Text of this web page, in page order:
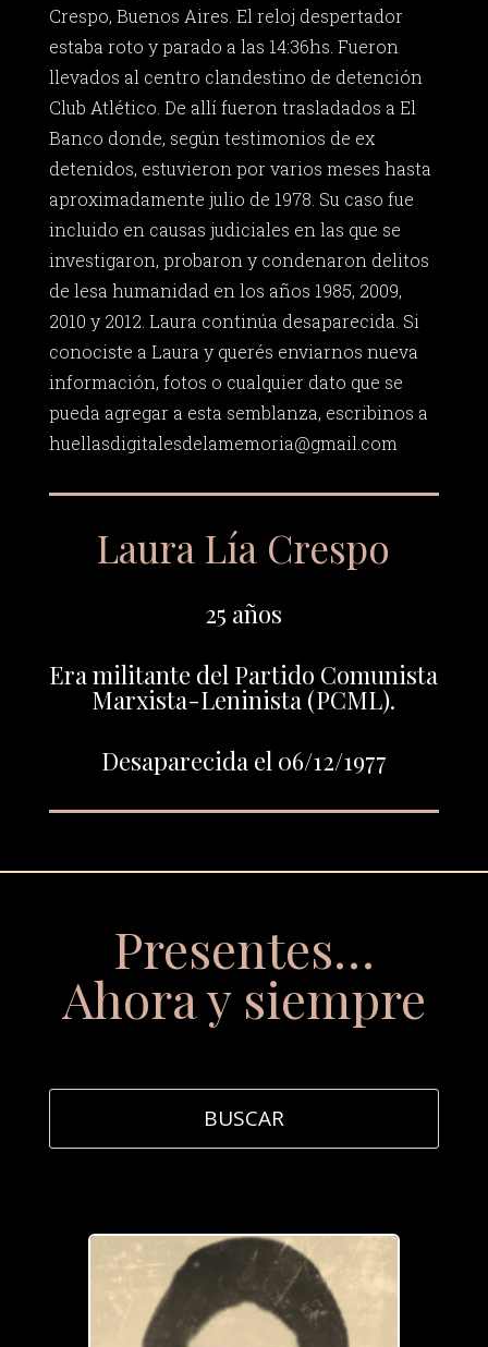
Crespo, Buenos Aires. El reloj despertador
estaba roto y parado a las 14:36hs. Fueron
llevados al centro clandestino de detención
Club Atlético. De allí fueron trasladados a El
Banco donde, según testimonios de ex
detenidos, estuvieron por varios meses hasta
aproximadamente julio de 1978. Su caso fue
incluido en causas judiciales en las que se
investigaron, probaron y condenaron delitos
de lesa humanidad en los años 1985, 2009,
2010 y 2012. Laura continúa desaparecida. Si
conociste a Laura y querés enviarnos nueva
información, fotos o cualquier dato que se
pueda agregar a esta semblanza, escribinos a
huellasdigitalesdelamemoria@gmail.com
Laura Lía Crespo
25 años
Era militante del Partido Comunista
Marxista-Leninista (PCML).
Desaparecida el 06/12/1977
Presentes…
Ahora y siempre